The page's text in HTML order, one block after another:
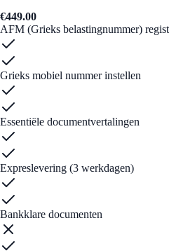
€449.00
AFM (Grieks belastingnummer)
Grieks mobiel nummer instellen
Essentiële documentvertalingen
Expreslevering (3 werkdagen)
Bankklare documenten